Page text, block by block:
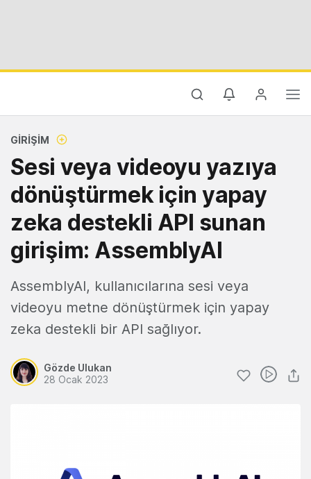
GIRIŞIM
Sesi veya videoyu yazıya
dönüştürmek için yapay
zeka destekli API sunan
girişim: AssemblyAI
AssemblyAI, kullanıcılarına sesi veya
videoyu metne dönüştürmek için yapay
zeka destekli bir API sağlıyor.
Gözde Ulukan
28 Ocak 2023